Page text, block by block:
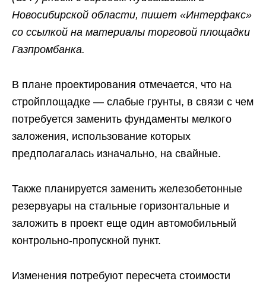
Новосибирской области, пишет «Интерфакс»
со ссылкой на материалы торговой площадки
Газпромбанка.
В плане проектирования отмечается, что на
стройплощадке — слабые грунты, в связи с чем
потребуется заменить фундаменты мелкого
заложения, использование которых
предполагалась изначально, на свайные.
Также планируется заменить железобетонные
резервуары на стальные горизонтальные и
заложить в проект еще один автомобильный
контрольно-пропускной пункт.
Изменения потребуют пересчета стоимости